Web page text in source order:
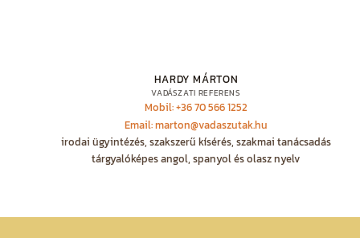
HARDY MÁRTON
VADÁSZATI REFERENS
Mobil: +36 70 566 1252
Email: marton@vadaszutak.hu
irodai ügyintézés, szakszerű kísérés, szakmai tanácsadás
tárgyalóképes angol, spanyol és olasz nyelv